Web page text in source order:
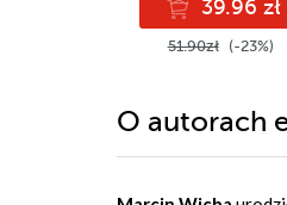
39.96 zł
51.90zł (-23%)
O autorach